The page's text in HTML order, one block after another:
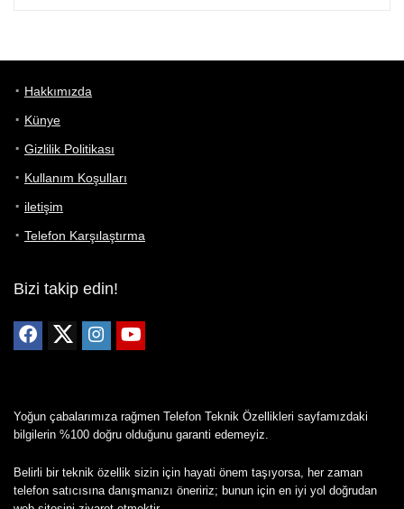
Hakkımızda
Künye
Gizlilik Politikası
Kullanım Koşulları
iletişim
Telefon Karşılaştırma
Bizi takip edin!
Yoğun çabalarımıza rağmen Telefon Teknik Özellikleri sayfamızdaki
bilgilerin %100 doğru olduğunu garanti edemeyiz.
Belirli bir teknik özellik sizin için hayati önem taşıyorsa, her zaman
telefon satıcısına danışmanızı öneririz; bunun için en iyi yol doğrudan